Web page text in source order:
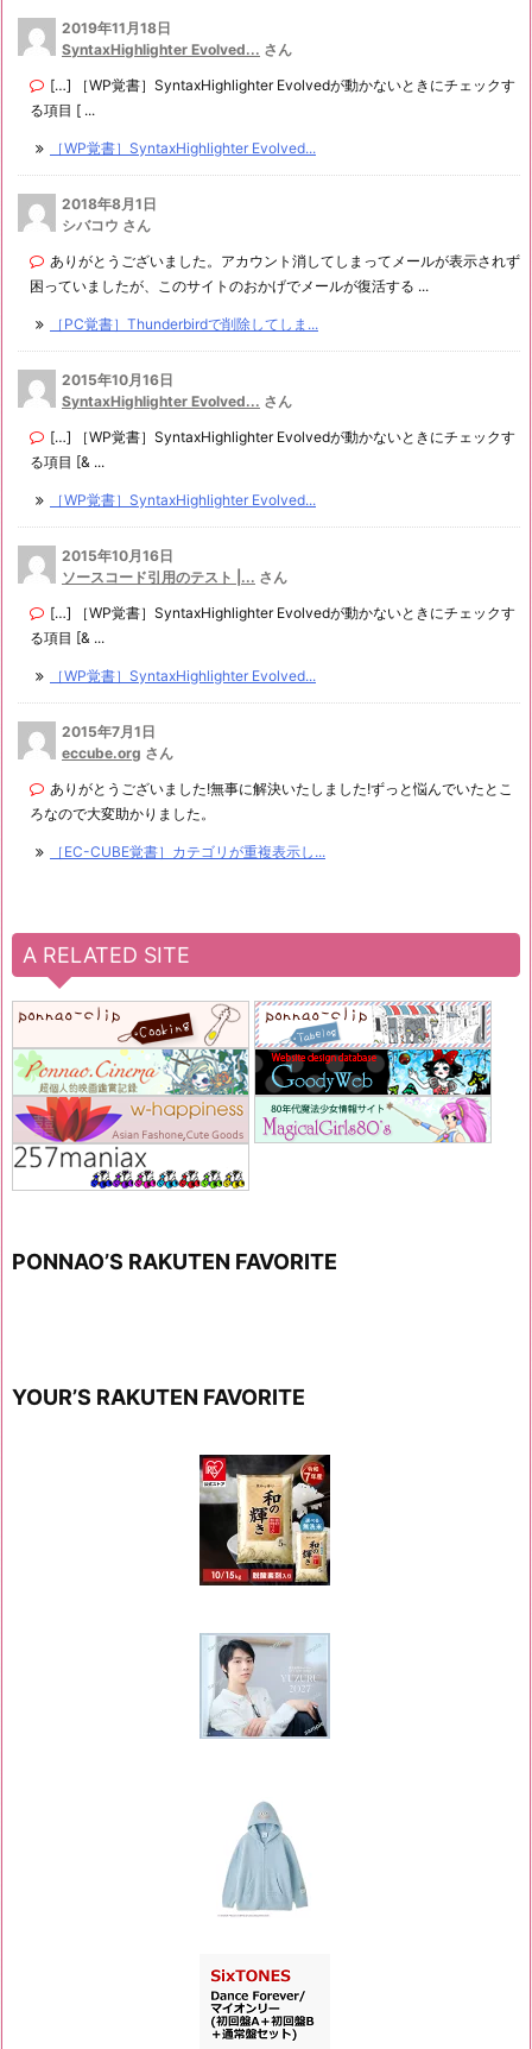
2019年11月18日
SyntaxHighlighter Evolved... さん
[…] ［WP覚書］SyntaxHighlighter Evolvedが動かないときにチェックす
る項目 [ ...
［WP覚書］SyntaxHighlighter Evolved...
2018年8月1日
シバコウ さん
ありがとうございました。アカウント消してしまってメールが表示されず
困っていましたが、このサイトのおかげでメールが復活する ...
［PC覚書］Thunderbirdで削除してしま...
2015年10月16日
SyntaxHighlighter Evolved... さん
[…] ［WP覚書］SyntaxHighlighter Evolvedが動かないときにチェックす
る項目 [& ...
［WP覚書］SyntaxHighlighter Evolved...
2015年10月16日
ソースコード引用のテスト |... さん
[…] ［WP覚書］SyntaxHighlighter Evolvedが動かないときにチェックす
る項目 [& ...
［WP覚書］SyntaxHighlighter Evolved...
2015年7月1日
eccube.org さん
ありがとうございました!無事に解決いたしました!ずっと悩んでいたとこ
ろなので大変助かりました。
［EC-CUBE覚書］カテゴリが重複表示し...
A RELATED SITE
PONNAO’S RAKUTEN FAVORITE
YOUR’S RAKUTEN FAVORITE